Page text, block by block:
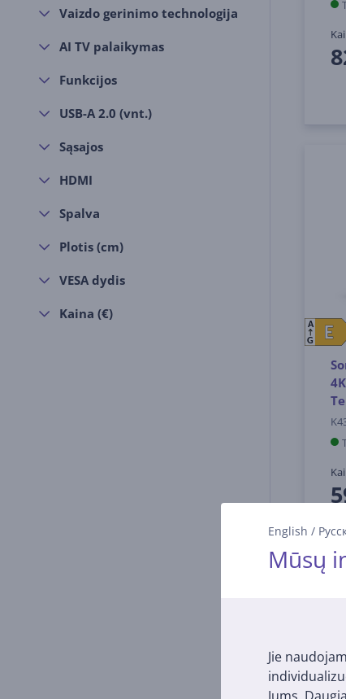
English /
Mūsų
Jie
Vaizdo gerinimo technologija
AI TV palaikymas
Funkcijos
USB-A 2.0 (vnt.)
Sąsajos
HDMI
Spalva
Plotis (cm)
VESA dydis
Kaina (€)
E
E
A
G